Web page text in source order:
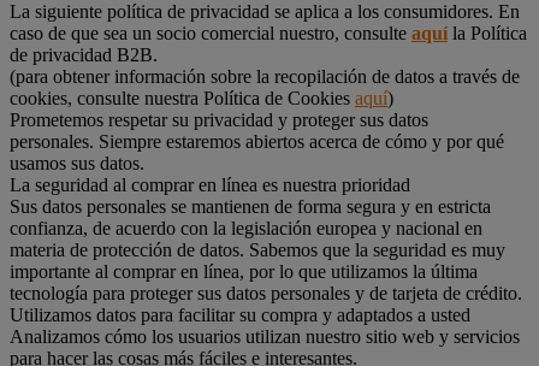
La siguiente política de privacidad se aplica a los consumidores. En
caso de que sea un socio comercial nuestro, consulte aquíla Política
de privacidad B2B.
(para obtener información sobre la recopilación de datos a través de
cookies, consulte nuestra Política de Cookies aquí)
Prometemos respetar su privacidad y proteger sus datos
personales. Siempre estaremos abiertos acerca de cómo y por qué
usamos sus datos.
La seguridad al comprar en línea es nuestra prioridad
Sus datos personales se mantienen de forma segura y en estricta
confianza, de acuerdo con la legislación europea y nacional en
materia de protección de datos. Sabemos que la seguridad es muy
importante al comprar en línea, por lo que utilizamos la última
tecnología para proteger sus datos personales y de tarjeta de crédito.
Utilizamos datos para facilitar su compra y adaptados a usted
Analizamos cómo los usuarios utilizan nuestro sitio web y servicios
para hacer las cosas más fáciles e interesantes.